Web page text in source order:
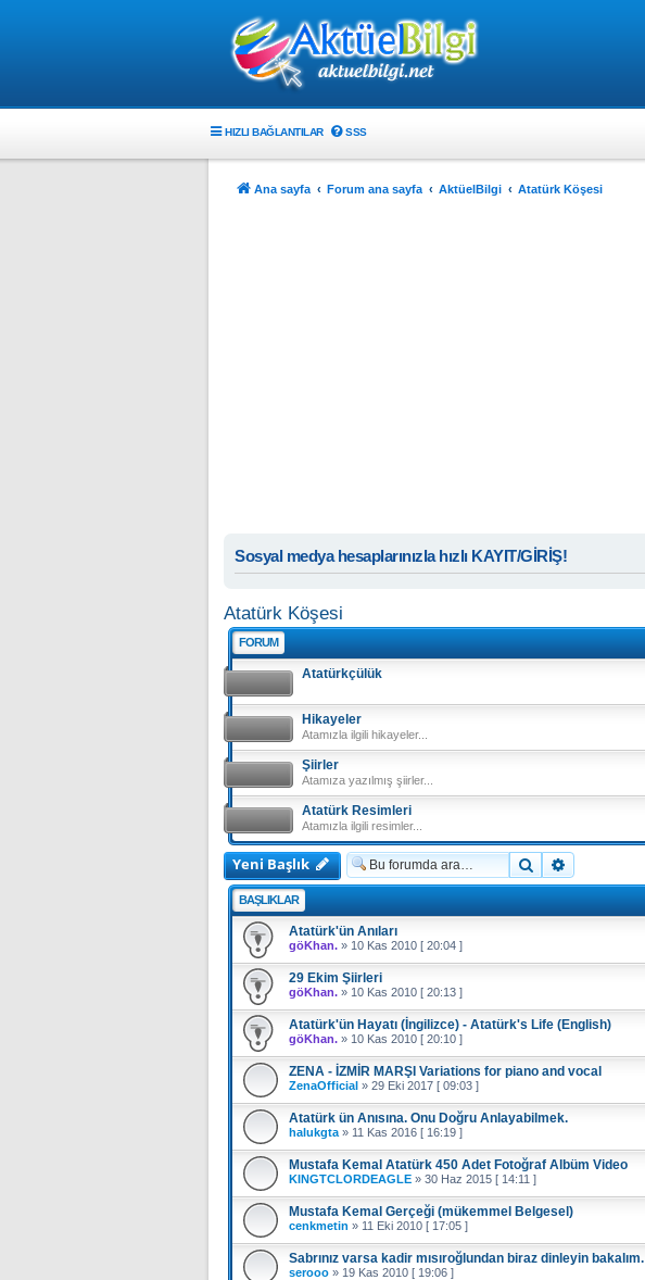
HIZLI BAĞLANTILAR SSS
Ana sayfa Forum ana sayfa AktüelBilgi Atatürk Köşesi
Sosyal medya hesaplarınızla hızlı KAYIT/GİRİŞ!
Atatürk Köşesi
FORUM
Atatürkçülük
Hikayeler
Atamızla ilgili hikayeler...
Şiirler
Atamıza yazılmış şiirler...
Atatürk Resimleri
Atamızla ilgili resimler...
Yeni Başlık Ara
BAŞLIKLAR
Atatürk'ün Anıları
göKhan. » 10 Kas 2010 [ 20:04 ]
29 Ekim Şiirleri
göKhan. » 10 Kas 2010 [ 20:13 ]
Atatürk'ün Hayatı (İngilizce) - Atatürk's Life (English)
göKhan. » 10 Kas 2010 [ 20:10 ]
ZENA - İZMİR MARŞI Variations for piano and vocal
ZenaOfficial » 29 Eki 2017 [ 09:03 ]
Atatürk ün Anısına. Onu Doğru Anlayabilmek.
halukgta » 11 Kas 2016 [ 16:19 ]
Mustafa Kemal Atatürk 450 Adet Fotoğraf Albüm Video
KINGTCLORDEAGLE » 30 Haz 2015 [ 14:11 ]
Mustafa Kemal Gerçeği (mükemmel Belgesel)
cenkmetin » 11 Eki 2010 [ 17:05 ]
Sabrınız varsa kadir mısıroğlundan biraz dinleyin bakalım.
serooo » 19 Kas 2010 [ 19:06 ]